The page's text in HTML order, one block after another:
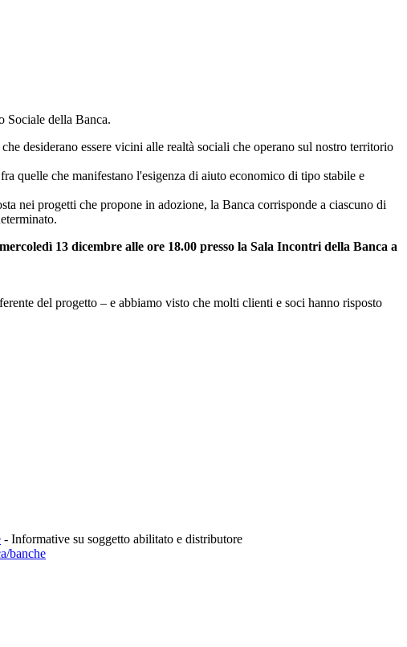
Sociale della Banca.
desiderano essere vicini alle realtà sociali che operano sul nostro territorio
quelle che manifestano l'esigenza di aiuto economico di tipo stabile e
nei progetti che propone in adozione, la Banca corrisponde a ciascuno di
mercoledì 13 dicembre alle ore 18.00 presso la Sala Incontri della Banca a
del progetto – e abbiamo visto che molti clienti e soci hanno risposto
- Informative su soggetto abilitato e distributore
banche